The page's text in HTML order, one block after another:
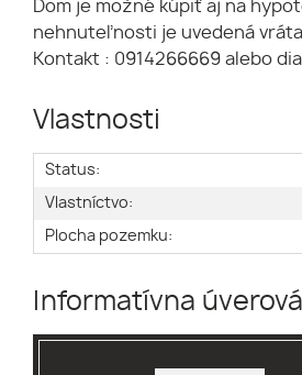
Dom je možné kúpiť aj na
nehnuteľnosti je uvedená
Kontakt : 0914266669 alebo
Vlastnosti
Status:
Vlastníctvo:
Plocha pozemku:
Informatívna